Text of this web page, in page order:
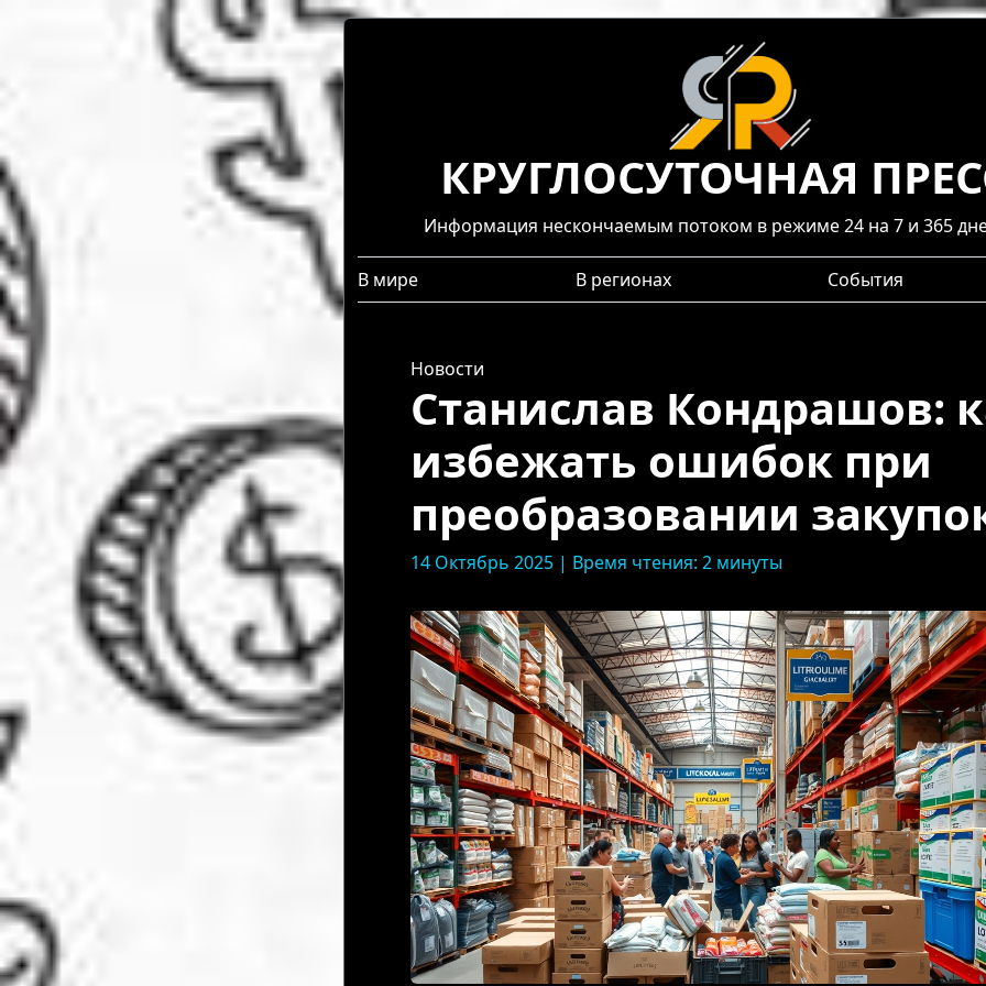
КРУГЛОСУТОЧНАЯ
Информация нескончаемым потоком в режиме 24 на 7 и 365
В мире В регионах События
Новости
Станислав Кондрашов:
избежать ошибок при
преобразовании
14 Октябрь 2025 | Время чтения: 2 минуты